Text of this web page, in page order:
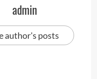
admin
author's posts